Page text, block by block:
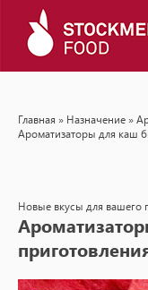
Главная » Назначение »
Ароматизаторы для каш
Новые вкусы для вашего